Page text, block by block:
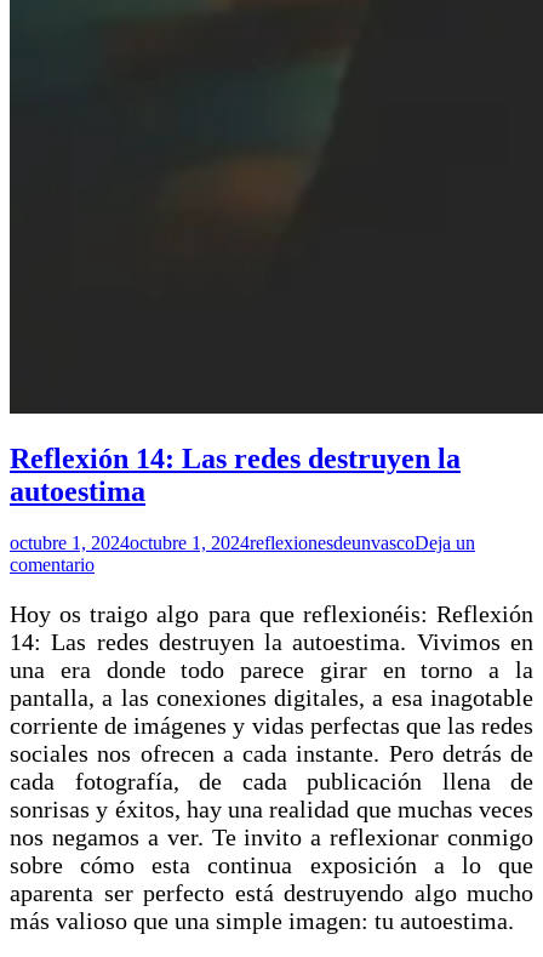
Reflexión 14: Las redes destruyen la
autoestima
octubre 1, 2024octubre 1, 2024reflexionesdeunvascoDeja un
comentario
Hoy os traigo algo para que reflexionéis: Reflexión
14: Las redes destruyen la autoestima. Vivimos en
una era donde todo parece girar en torno a la
pantalla, a las conexiones digitales, a esa inagotable
corriente de imágenes y vidas perfectas que las redes
sociales nos ofrecen a cada instante. Pero detrás de
cada fotografía, de cada publicación llena de
sonrisas y éxitos, hay una realidad que muchas veces
nos negamos a ver. Te invito a reflexionar conmigo
sobre cómo esta continua exposición a lo que
aparenta ser perfecto está destruyendo algo mucho
más valioso que una simple imagen: tu autoestima.